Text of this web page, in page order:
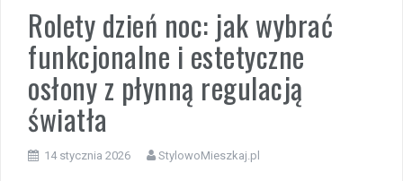
Rolety dzień noc: jak wybrać
funkcjonalne i estetyczne
osłony z płynną regulacją
światła
14 stycznia 2026 StylowoMieszkaj.pl